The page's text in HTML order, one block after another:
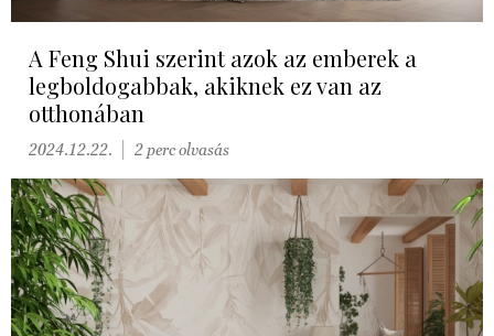
A Feng Shui szerint azok az emberek a
legboldogabbak, akiknek ez van az
otthonában
2024.12.22. 2 perc olvasás